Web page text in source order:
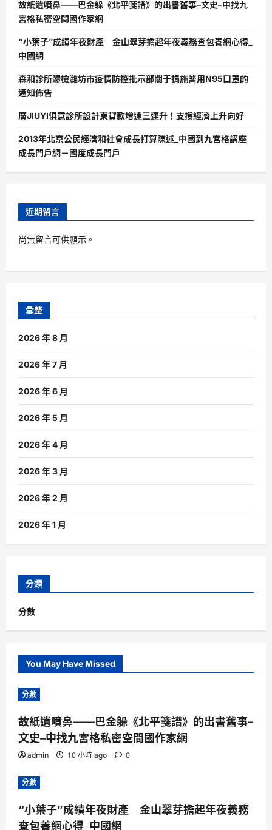
故紙遺噴鼻——巴金躲《北平箋譜》的出書舊事–文史–中找九
宮格私密空間國作家網
“小葉子”成績年夜財產 金山翠芽擔起年夜義務查包養網心得_
中國網
森和診所體檢濰坊市疫情防控批示部關于捐施醫用N95口罩的
通知佈告
廣JIUYI俱意診所設計東貸款增速三連升！支撐經濟上升向好
2013年北京公民經濟和社會成長打算陳述_中國到九宮格講座
成長門戶網－國度成長門戶
近期留言
尚無留言可供顯示。
彙整
2026 年 8 月
2026 年 7 月
2026 年 6 月
2026 年 5 月
2026 年 4 月
2026 年 3 月
2026 年 2 月
2026 年 1 月
分類
分數
You May Have Missed
分數
故紙遺噴鼻——巴金躲《北平箋譜》的出書舊事–
文史–中找九宮格私密空間國作家網
admin 10 小時 ago 0
分數
“小葉子”成績年夜財產 金山翠芽擔起年夜義務
查包養網心得_中國網